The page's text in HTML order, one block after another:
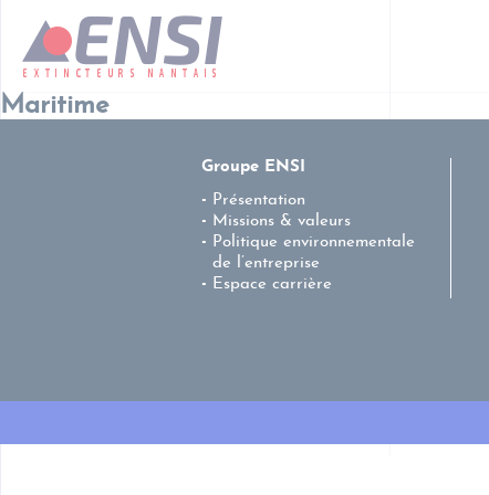
Maritime
Groupe ENSI
Présentation
Missions & valeurs
Politique environnementale
de l’entreprise
Espace carrière